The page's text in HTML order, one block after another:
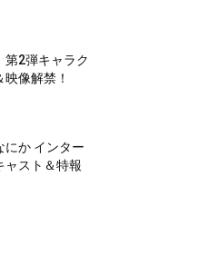
第2弾キャラク
像解禁！
にか インター
ャスト＆特報